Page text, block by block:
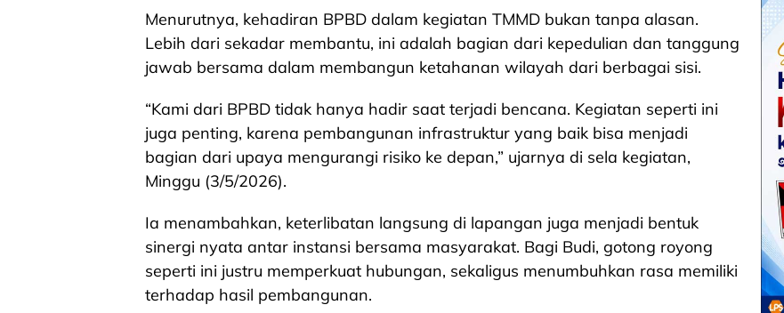
Menurutnya, kehadiran BPBD dalam kegiatan TMMD bukan tanpa alasan.
Lebih dari sekadar membantu, ini adalah bagian dari kepedulian dan tanggung
jawab bersama dalam membangun ketahanan wilayah dari berbagai sisi.
“Kami dari BPBD tidak hanya hadir saat terjadi bencana. Kegiatan seperti ini
juga penting, karena pembangunan infrastruktur yang baik bisa menjadi
bagian dari upaya mengurangi risiko ke depan,” ujarnya di sela kegiatan,
Minggu (3/5/2026).
Ia menambahkan, keterlibatan langsung di lapangan juga menjadi bentuk
sinergi nyata antar instansi bersama masyarakat. Bagi Budi, gotong royong
seperti ini justru memperkuat hubungan, sekaligus menumbuhkan rasa memiliki
terhadap hasil pembangunan.